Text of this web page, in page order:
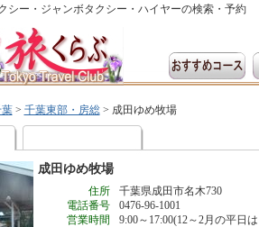
シー・ジャンボタクシー・ハイヤーの検索・予約
> 千葉東部・房総> 成田ゆめ牧場
成田ゆめ牧場
住所
千葉県成田市名木730
電話番号
0476-96-1001
営業時間
9:00～17:00(12～2月の平日